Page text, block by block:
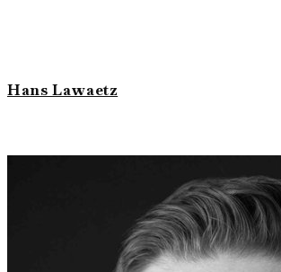
Hans Lawaetz